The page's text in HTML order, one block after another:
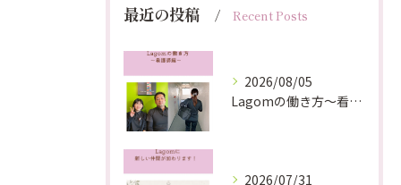
最近の投稿 Recent Posts
2026/08/05
Lagomの働き方〜看護師編〜
2026/07/31